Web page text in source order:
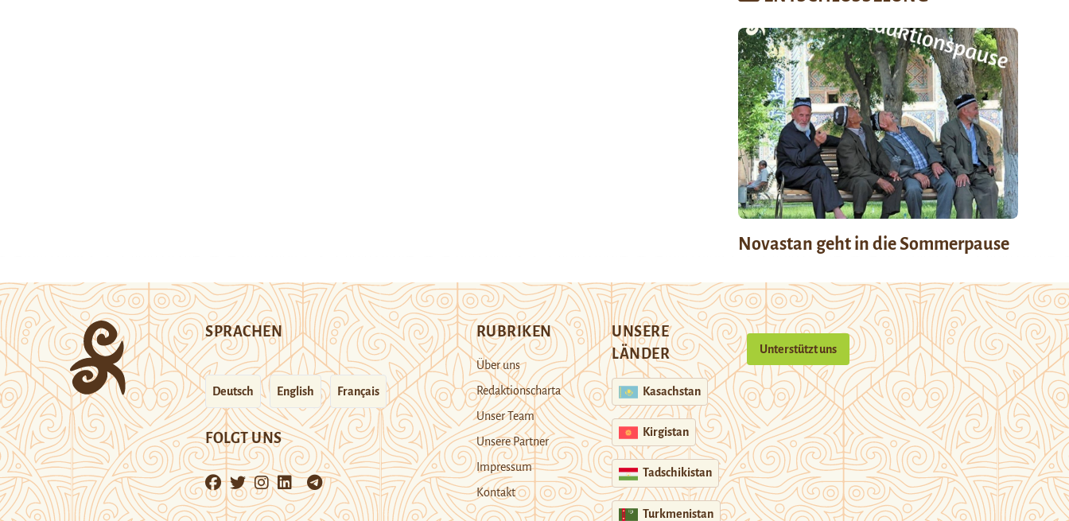
Novastan geht in die Sommerpause
SPRACHEN
Deutsch English Français
FOLGT UNS
RUBRIKEN
Über uns
Redaktionscharta
Unser Team
Unsere Partner
Impressum
Kontakt
UNSERE
LÄNDER
Kasachstan
Kirgistan
Tadschikistan
Turkmenistan
Unterstützt uns